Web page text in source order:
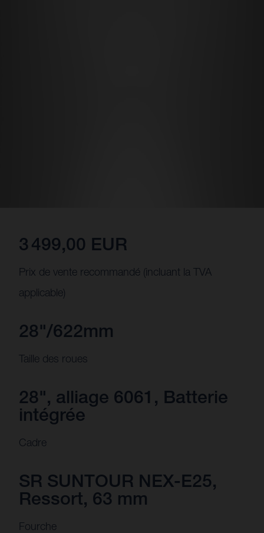
3 499,00 EUR
Prix de vente recommandé (incluant la TVA
applicable)
28"/622mm
Taille des roues
28", alliage 6061, Batterie
intégrée
Cadre
SR SUNTOUR NEX-E25,
Ressort, 63 mm
Fourche